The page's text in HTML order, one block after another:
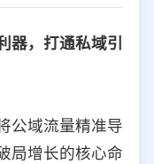
器，打通私域引
公域流量精准导
局增长的核心命